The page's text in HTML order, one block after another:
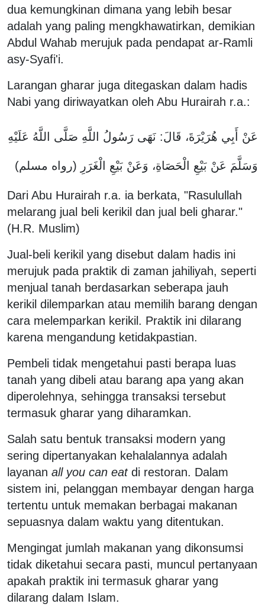
dua kemungkinan dimana yang lebih besar
adalah yang paling mengkhawatirkan, demikian
Abdul Wahab merujuk pada pendapat ar-Ramli
asy-Syafi'i.
Larangan gharar juga ditegaskan dalam hadis
Nabi yang diriwayatkan oleh Abu Hurairah r.a.:
عَنْ أَبِي هُرَيْرَةَ، قَالَ: نَهَى رَسُولُ اللَّهِ صَلَّى اللَّهُ عَلَيْهِ
وَسَلَّمَ عَنْ بَيْعِ الْحَصَاةِ، وَعَنْ بَيْعِ الْغَرَرِ (رواه مسلم)
Dari Abu Hurairah r.a. ia berkata, "Rasulullah
melarang jual beli kerikil dan jual beli gharar."
(H.R. Muslim)
Jual-beli kerikil yang disebut dalam hadis ini
merujuk pada praktik di zaman jahiliyah, seperti
menjual tanah berdasarkan seberapa jauh
kerikil dilemparkan atau memilih barang dengan
cara melemparkan kerikil. Praktik ini dilarang
karena mengandung ketidakpastian.
Pembeli tidak mengetahui pasti berapa luas
tanah yang dibeli atau barang apa yang akan
diperolehnya, sehingga transaksi tersebut
termasuk gharar yang diharamkan.
Salah satu bentuk transaksi modern yang
sering dipertanyakan kehalalannya adalah
layanan all you can eatdi restoran. Dalam
sistem ini, pelanggan membayar dengan harga
tertentu untuk memakan berbagai makanan
sepuasnya dalam waktu yang ditentukan.
Mengingat jumlah makanan yang dikonsumsi
tidak diketahui secara pasti, muncul pertanyaan
apakah praktik ini termasuk gharar yang
dilarang dalam Islam.